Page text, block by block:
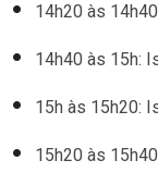
14h20 às
14h40 às 15h:
15h às 15h20:
15h20 às